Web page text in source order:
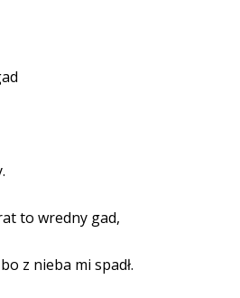
to wredny gad,
z nieba mi spadł.